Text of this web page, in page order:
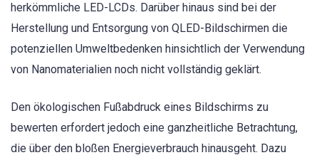
herkömmliche LED-LCDs. Darüber hinaus sind bei der
Herstellung und Entsorgung von QLED-Bildschirmen die
potenziellen Umweltbedenken hinsichtlich der Verwendung
von Nanomaterialien noch nicht vollständig geklärt.
Den ökologischen Fußabdruck eines Bildschirms zu
bewerten erfordert jedoch eine ganzheitliche Betrachtung,
die über den bloßen Energieverbrauch hinausgeht. Dazu